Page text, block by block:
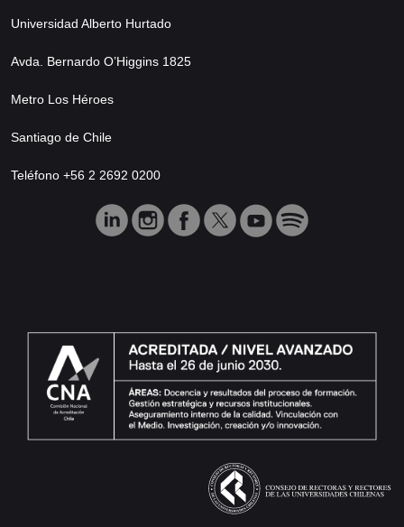
Universidad Alberto Hurtado
Avda. Bernardo O’Higgins 1825
Metro Los Héroes
Santiago de Chile
Teléfono +56 2 2692 0200